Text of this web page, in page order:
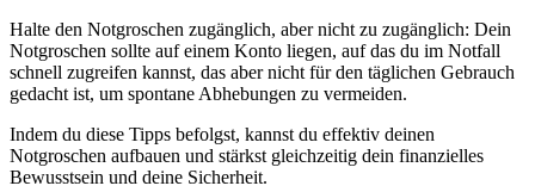
Halte den Notgroschen zugänglich, aber nicht zu zugänglich: Dein
Notgroschen sollte auf einem Konto liegen, auf das du im Notfall
schnell zugreifen kannst, das aber nicht für den täglichen Gebrauch
gedacht ist, um spontane Abhebungen zu vermeiden.
Indem du diese Tipps befolgst, kannst du effektiv deinen
Notgroschen aufbauen und stärkst gleichzeitig dein finanzielles
Bewusstsein und deine Sicherheit.